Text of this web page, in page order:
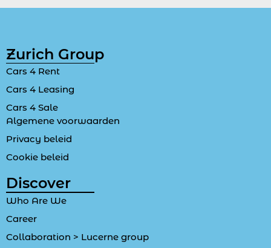
Zurich Group
Cars 4 Rent
Cars 4 Leasing
Cars 4 Sale
Algemene voorwaarden
Privacy beleid
Cookie beleid
Discover
Who Are We
Career
Collaboration > Lucerne group